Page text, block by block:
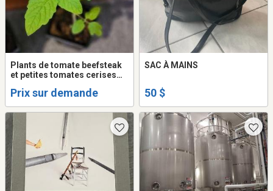
Plants de tomate beefsteak
et petites tomates cerises
Prix sur demande
SAC À MAINS
50 $